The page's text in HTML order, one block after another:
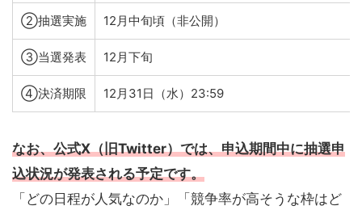
②抽選実施 12月中旬頃（非公開）
③当選発表 12月下旬
④決済期限 12月31日（水）23:59
なお、公式X（旧Twitter）では、申込期間中に抽選申
込状況が発表される予定です。
「どの日程が人気なのか」「競争率が高そうな枠はど